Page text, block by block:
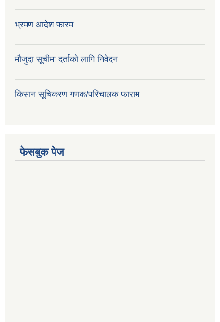
भ्रमण आदेश फारम
मौजुदा सूचीमा दर्ताको लागि निवेदन
किसान सूचिकरण गणक/परिचालक फाराम
फेसबुक पेज